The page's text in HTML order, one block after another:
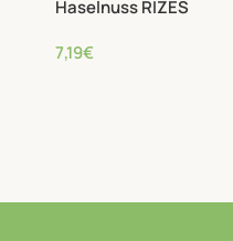
Haselnuss RIZES
7,19€